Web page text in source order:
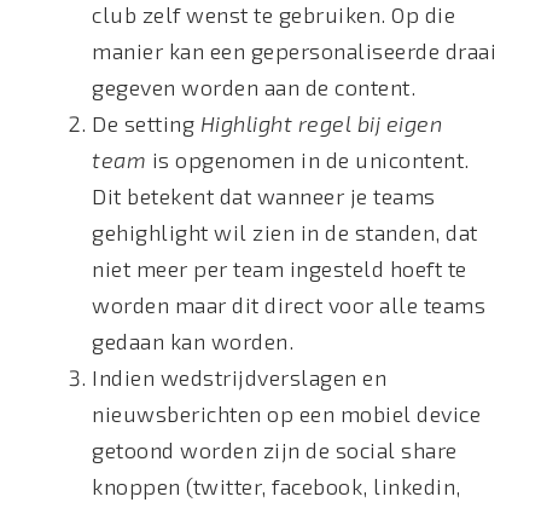
club zelf wenst te gebruiken. Op die
manier kan een gepersonaliseerde draai
gegeven worden aan de content.
De setting Highlight regel bij eigen
team is opgenomen in de unicontent.
Dit betekent dat wanneer je teams
gehighlight wil zien in de standen, dat
niet meer per team ingesteld hoeft te
worden maar dit direct voor alle teams
gedaan kan worden.
Indien wedstrijdverslagen en
nieuwsberichten op een mobiel device
getoond worden zijn de social share
knoppen (twitter, facebook, linkedin,